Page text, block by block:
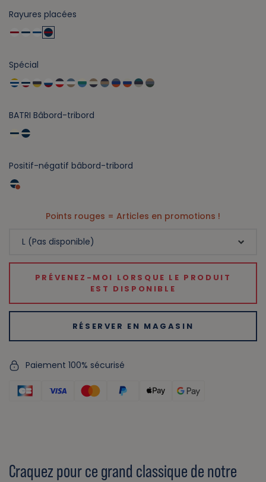
Rayures placées
Spécial
BATRI Bâbord-tribord
Positif-négatif bâbord-tribord
Points rouges = Articles en promotions !
PRÉVENEZ-MOI LORSQUE LE PRODUIT
EST DISPONIBLE
RÉSERVER EN MAGASIN
Paiement 100% sécurisé
Craquez pour ce grand classique de notre